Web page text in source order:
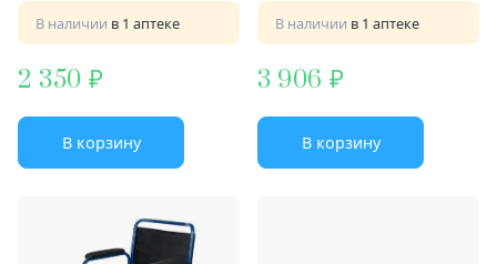
В наличии в 1 аптеке
2 350
В корзину
В наличии в 1 аптеке
3 906
В корзину